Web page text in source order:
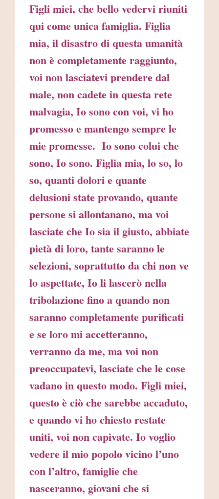
Figli miei, che bello vedervi riuniti
qui come unica famiglia. Figlia
mia, il disastro di questa umanità
non è completamente raggiunto,
voi non lasciatevi prendere dal
male, non cadete in questa rete
malvagia, Io sono con voi, vi ho
promesso e mantengo sempre le
mie promesse. Io sono colui che
sono, Io sono. Figlia mia, lo so, lo
so, quanti dolori e quante
delusioni state provando, quante
persone si allontanano, ma voi
lasciate che Io sia il giusto, abbiate
pietà di loro, tante saranno le
selezioni, soprattutto da chi non ve
lo aspettate, Io li lascerò nella
tribolazione fino a quando non
saranno completamente purificati
e se loro mi accetteranno,
verranno da me, ma voi non
preoccupatevi, lasciate che le cose
vadano in questo modo. Figli miei,
questo è ciò che sarebbe accaduto,
e quando vi ho chiesto restate
uniti, voi non capivate. Io voglio
vedere il mio popolo vicino l’uno
con l’altro, famiglie che
nasceranno, giovani che si